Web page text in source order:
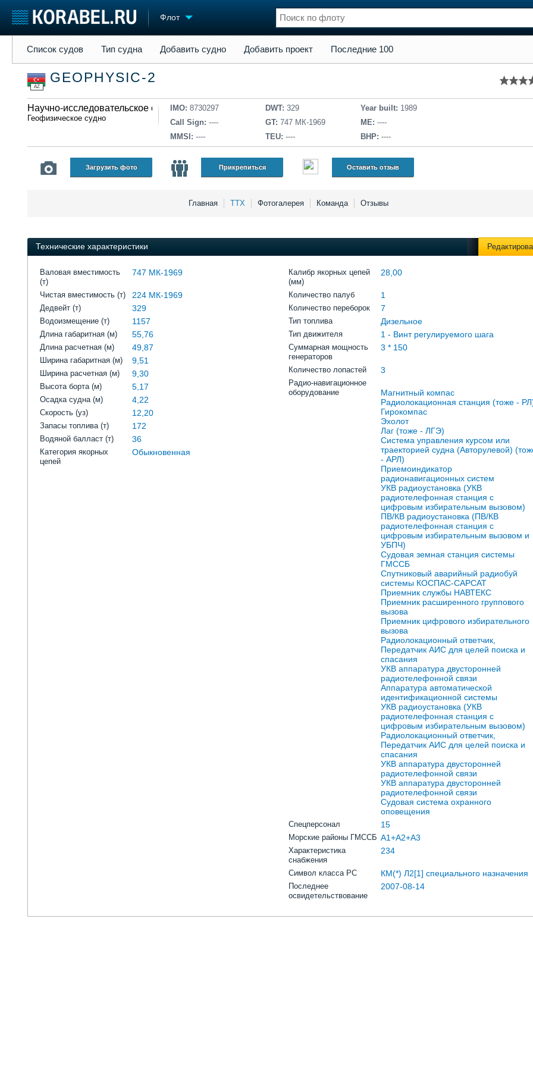
Флот
Судостроение
Пульс
Новости
Компании
Репутация
Журнал
Торговая площадка
Доска объявлений
Оборудование
Конференции
Флот
Отзывы
Все службы
Список судов Тип судна Добавить судно Добавить проект Последние 100
AZ
GEOPHYSIC-2
Научно-исследовательское судно
Геофизическое судно
IMO: 8730297
Call Sign: ----
MMSI: ----
DWT: 329
GT: 747 МК-1969
TEU: ----
Year built: 1989
ME: ----
BHP: ----
Загрузить фото Прикрепиться Оставить отзыв
Главная ТТХ Фотогалерея Команда Отзывы
Технические характеристики
Валовая вместимость
(т)
747 МК-1969
Чистая вместимость (т) 224 МК-1969
Дедвейт (т) 329
Водоизмещение (т) 1157
Длина габаритная (м) 55,76
Длина расчетная (м) 49,87
Ширина габаритная (м) 9,51
Ширина расчетная (м) 9,30
Высота борта (м) 5,17
Осадка судна (м) 4,22
Скорость (уз) 12,20
Запасы топлива (т) 172
Водяной балласт (т) 36
Категория якорных
цепей
Обыкновенная
Калибр якорных цепей
(мм)
28,00
Количество палуб 1
Количество переборок 7
Тип топлива Дизельное
Тип движителя 1 - Винт регулируемого шага
Суммарная мощность
генераторов
3 * 150
Количество лопастей 3
Радио-навигационное
оборудование
Магнитный компас
Радиолокационная станция (тоже -
Гирокомпас
Эхолот
Лаг (тоже - ЛГЭ)
Система управления курсом или
траекторией судна (Авторулевой)
- АРЛ)
Приемоиндикатор
радионавигационных систем
УКВ радиоустановка (УКВ
радиотелефонная станция с
цифровым избирательным вызовом)
ПВ/КВ радиоустановка (ПВ/КВ
радиотелефонная станция с
цифровым избирательным вызовом и
УБПЧ)
Судовая земная станция системы
ГМССБ
Спутниковый аварийный радиобуй
системы КОСПАС-САРСАТ
Приемник службы НАВТЕКС
Приемник расширенного группового
вызова
Приемник цифрового избирательного
вызова
Радиолокационный ответчик,
Передатчик АИС для целей поиска и
спасания
УКВ аппаратура двусторонней
радиотелефонной связи
Аппаратура автоматической
идентификационной системы
УКВ радиоустановка (УКВ
радиотелефонная станция с
цифровым избирательным вызовом)
Радиолокационный ответчик,
Передатчик АИС для целей поиска и
спасания
УКВ аппаратура двусторонней
радиотелефонной связи
УКВ аппаратура двусторонней
радиотелефонной связи
Судовая система охранного
оповещения
Спецперсонал 15
Морские районы ГМССБ A1+A2+A3
Характеристика
снабжения
234
Символ класса РС КМ(*) Л2[1] специального назначения
Последнее
освидетельствование
2007-08-14